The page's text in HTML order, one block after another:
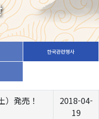
한국관련행사
）発売！
2018-04-
19